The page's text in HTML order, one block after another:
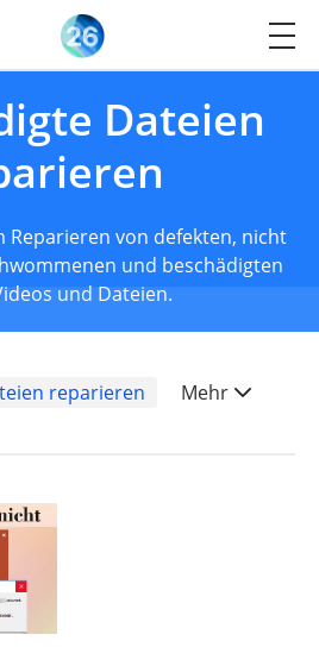
Dateien
Reparieren von defekten, nicht
und beschädigten
und Dateien.
reparieren
Mehr
iPhone entsperren
WhatsApp